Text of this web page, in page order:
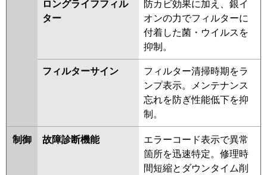
ロングライフフィル
ター
防カビ効果に加え、銀イ
オンの力でフィルターに
付着した菌・ウイルスを
抑制。
フィルターサイン
フィルター清掃時期をラ
ンプ表示。メンテナンス
忘れを防ぎ性能低下を抑
制。
制御 故障診断機能
エラーコード表示で異常
箇所を迅速特定。修理時
間短縮とダウンタイム削